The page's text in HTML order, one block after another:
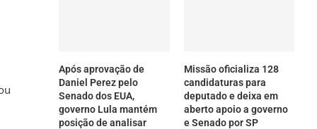
Após aprovação de
Daniel Perez pelo
Senado dos EUA,
governo Lula mantém
posição de analisar
Missão oficializa 128
candidaturas para
deputado e deixa em
aberto apoio a governo
e Senado por SP